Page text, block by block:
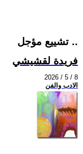
تشييع مؤجل ..
فريدة لقشيشي
2026 / 5 / 8
الادب والفن